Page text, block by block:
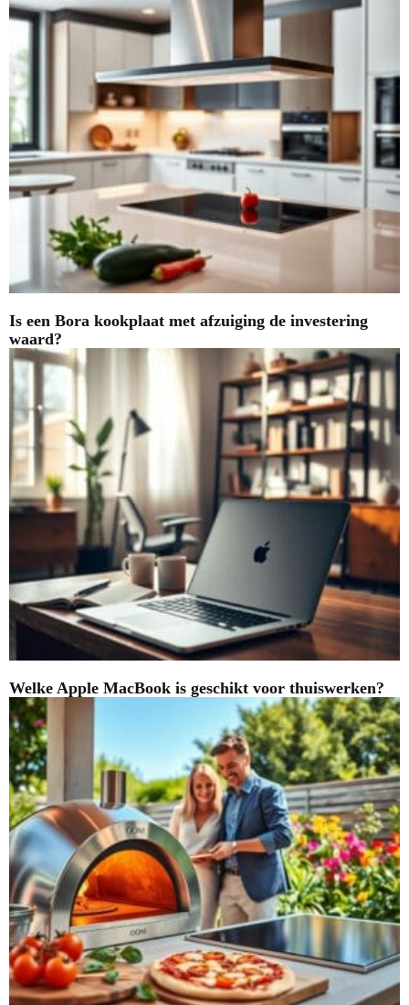
Is een Bora kookplaat met afzuiging de investering
waard?
Welke Apple MacBook is geschikt voor thuiswerken?